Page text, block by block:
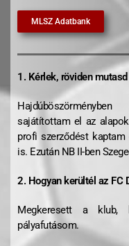
MLSZ Adatbank
1. Kérlek, röviden
sajátítottam el az
profi szerződést
is. Ezután NB II-ben
2. Hogyan kerültél az FC
Megkeresett a klub,
pályafutásom.